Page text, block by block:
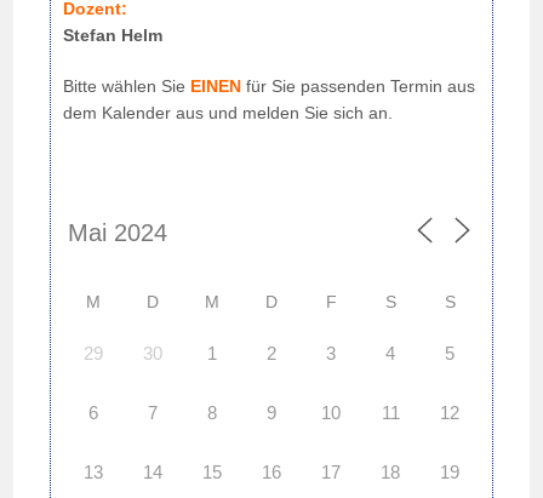
Dozent:
Stefan Helm
Bitte wählen Sie EINEN für Sie passenden Termin aus
dem Kalender aus und melden Sie sich an.
M D M D F S S
29 30 1 2 3 4 5
6 7 8 9 10 11 12
13 14 15 16 17 18 19